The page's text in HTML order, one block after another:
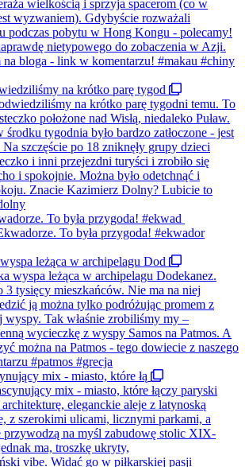
na krótko parę tygod
To była przygoda! #ekwad
leżąca w archipelagu Dod
mix - miasto, które łą